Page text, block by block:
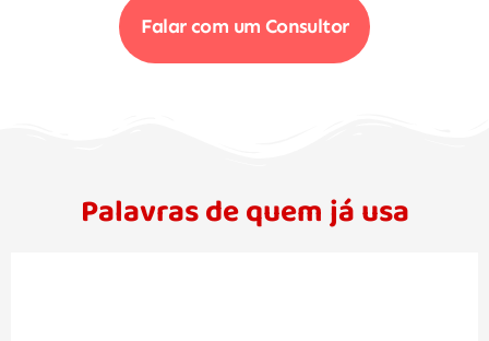
Falar com um Consultor
Palavras de quem já usa